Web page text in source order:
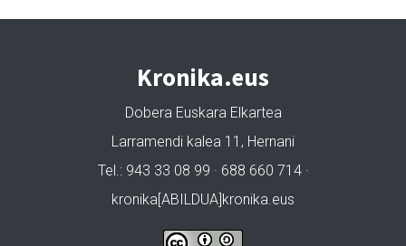
Kronika.eus
Dobera Euskara Elkartea
Larramendi kalea 11, Hernani
Tel.: 943 33 08 99 · 688 660 714 ·
kronika[ABILDUA]kronika.eus